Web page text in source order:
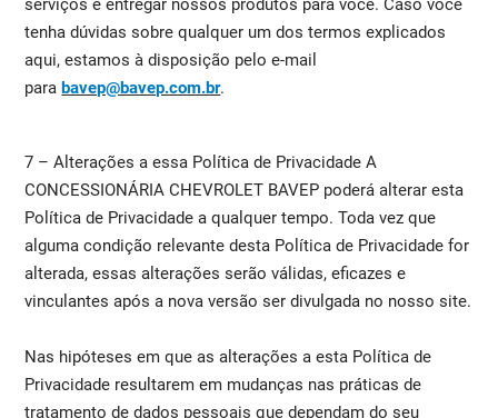
tenha dúvidas sobre qualquer um dos termos explicados
aqui, estamos à disposição pelo e-mail
parabavep@bavep.com.br.
7 – Alterações a essa Política de Privacidade A
CONCESSIONÁRIA CHEVROLET BAVEP poderá alterar esta
Política de Privacidade a qualquer tempo. Toda vez que
alguma condição relevante desta Política de Privacidade for
alterada, essas alterações serão válidas, eficazes e
vinculantes após a nova versão ser divulgada no nosso site.
Nas hipóteses em que as alterações a esta Política de
Privacidade resultarem em mudanças nas práticas de
tratamento de dados pessoais que dependam do seu